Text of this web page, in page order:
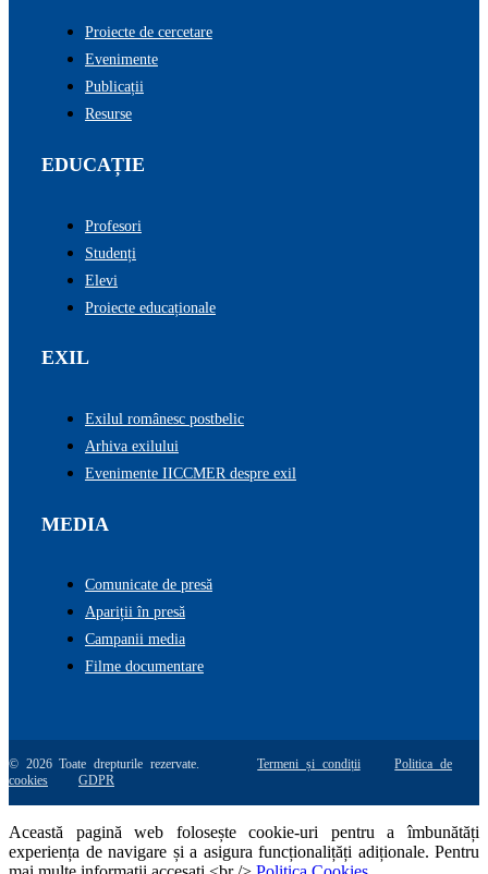
Proiecte de cercetare
Evenimente
Publicații
Resurse
EDUCAȚIE
Profesori
Studenți
Elevi
Proiecte educaționale
EXIL
Exilul românesc postbelic
Arhiva exilului
Evenimente IICCMER despre exil
MEDIA
Comunicate de presă
Apariții în presă
Campanii media
Filme documentare
© 2026 Toate drepturile rezervate.Termeni și condiții
Politica de
cookies
GDPR
Această pagină web folosește cookie-uri pentru a îmbunătăți
experiența de navigare și a asigura funcționalițăți adiționale. Pentru